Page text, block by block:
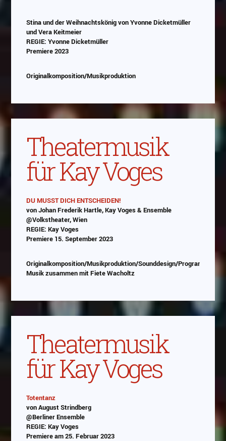
Stina und der Weihnachtskönig von Yvonne Dicketmüller
und Vera Keitmeier
REGIE: Yvonne Dicketmüller
Premiere 2023
Originalkomposition/Musikproduktion
Theatermusik
für Kay Voges
Abspielen
Das Video wird von Youtube eingebettet
abespielt. Es gilt die
DU MUSST DICH ENTSCHEIDEN!
von Johan Frederik Hartle, Kay Voges & Ensemble
@Volkstheater, Wien
REGIE: Kay Voges
Premiere 15. September 2023
Originalkomposition/Musikproduktion/Sounddesign/
Musik zusammen mit Fiete Wacholtz
Theatermusik
für Kay Voges
Abspielen
Das Video wird von Youtube eingebettet
Totentanz
von August Strindberg
@Berliner Ensemble
REGIE: Kay Voges
Premiere am 25. Februar 2023